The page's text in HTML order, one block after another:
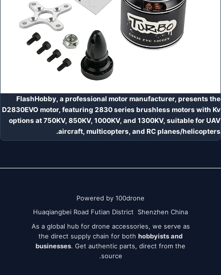
FlashHobby, a professional motor manufacturer, presents the
D2830EVO motor, featuring 2830 series brushless motors with Kv
options at 750KV, 850KV, 1000KV, and 1300KV, suitable for UAV
aircraft, multicopters, and RC planes/helicopters.
Powered by 100drone
Huaqiangbei Road Futian District Shenzhen China
As a global hub for drone accessories, we serve as
the direct supply chain for both hobbyists and
businesses. Get authentic parts, direct from the
source.